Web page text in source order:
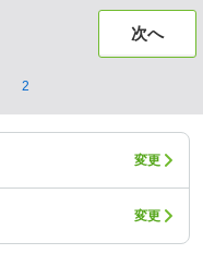
次へ
2
変更
変更